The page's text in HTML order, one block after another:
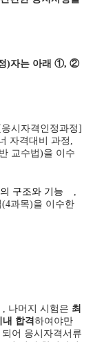
정)자는 아래 ①, ②
[응시자격인정과정]
자격대비 과정,
교수법)을 이수
구조와 기능
,
과목)을 이수한
, 나머지 시험은 최
합격하여야만
어 응시자격서류